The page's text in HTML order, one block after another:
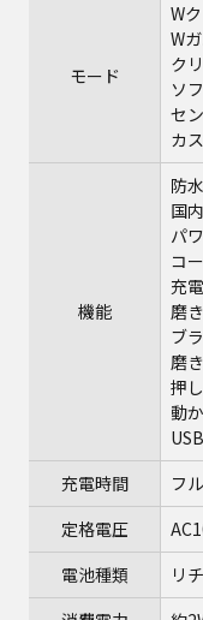
モード
W
W
ク
ソ
セ
カ
機能
防
国
パ
コ
充
磨
ブ
磨
押
動
充電時間
フ
定格電圧
電池種類
リ